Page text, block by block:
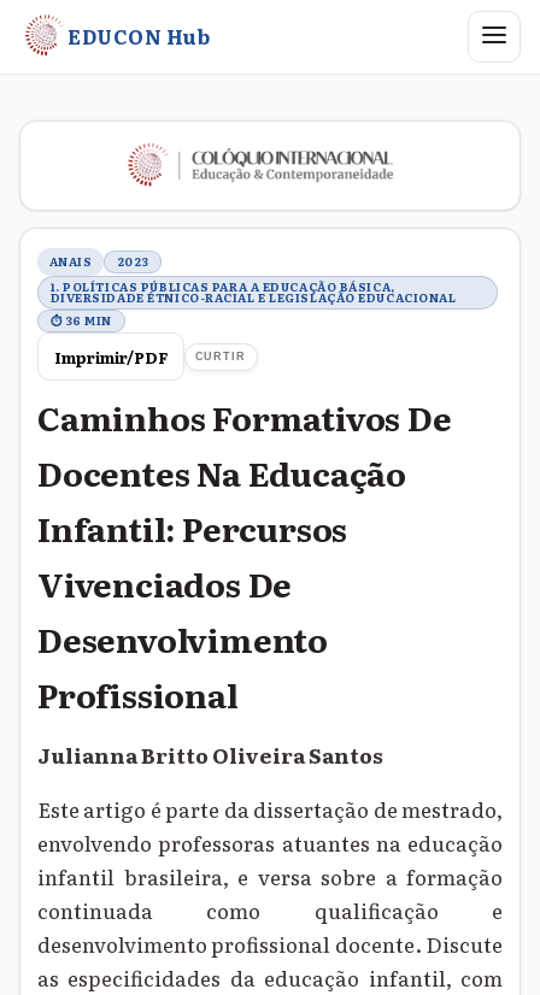
EDUCON Hub Abrir
Metadados do trabalho
ANAIS
2023
1. POLÍTICAS PÚBLICAS PARA A EDUCAÇÃO BÁSICA,
DIVERSIDADE ÉTNICO-RACIAL E LEGISLAÇÃO EDUCACIONAL
⏱ 36 MIN
Imprimir/PDF CURTIR
Caminhos Formativos De
Docentes Na Educação
Infantil: Percursos
Vivenciados De
Desenvolvimento
Profissional
Julianna Britto Oliveira Santos
Este artigo é parte da dissertação de mestrado,
envolvendo professoras atuantes na educação
infantil brasileira, e versa sobre a formação
continuada como qualificação e
desenvolvimento profissional docente. Discute
as especificidades da educação infantil, com